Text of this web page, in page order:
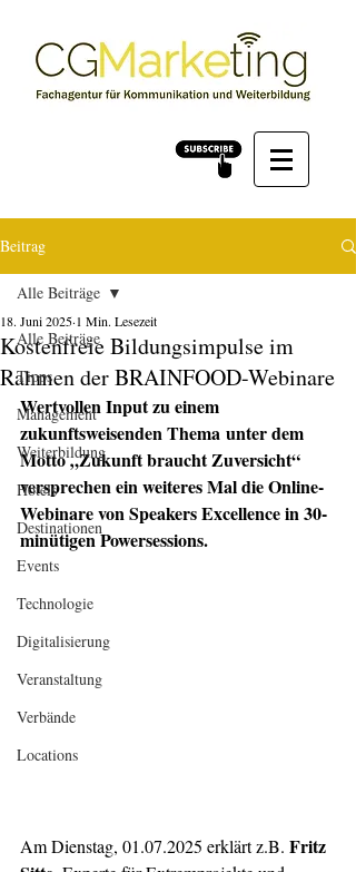
Beitrag
Alle Beiträge
Tipps
Management
Weiterbildung
Hotels
Destinationen
Events
Technologie
Digitalisierung
Veranstaltung
Verbände
Locations
Alle Beiträge
Kostenfreie Bildungsimpulse im
Rahmen der BRAINFOOD-Webinare
18. Juni 2025 1 Min. Lesezeit
Wertvollen Input zu einem
zukunftsweisenden Thema unter dem
Motto „Zukunft braucht Zuversicht“
versprechen ein weiteres Mal die Online-
Webinare von Speakers Excellence in 30-
minütigen Powersessions.
Am Dienstag, 01.07.2025 erklärt z.B. Fritz